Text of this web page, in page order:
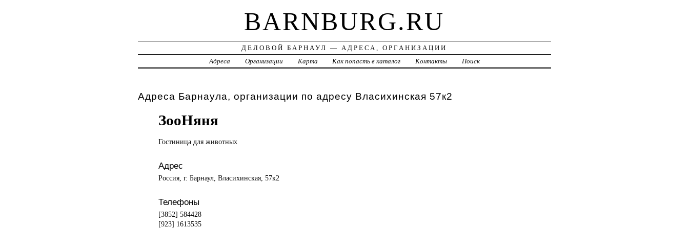
BARNBURG.RU
ДЕЛОВОЙ БАРНАУЛ — АДРЕСА, ОРГАНИЗАЦИИ
Адреса
Организации Карта Как попасть в каталог Контакты Поиск
Адреса Барнаула, организации по адресу Власихинская 57к2
ЗооНяня
Гостиница для животных
Адрес
Россия, г. Барнаул, Власихинская, 57к2
Телефоны
[3852] 584428
[923] 1613535